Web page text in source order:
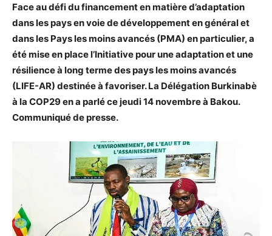
Face au défi du financement en matière d’adaptation
dans les pays en voie de développement en général et
dans les Pays les moins avancés (PMA) en particulier, a
été mise en place l’Initiative pour une adaptation et une
résilience à long terme des pays les moins avancés
(LIFE-AR) destinée à favoriser. La Délégation Burkinabè
à la COP29 en a parlé ce jeudi 14 novembre à Bakou.
Communiqué de presse.